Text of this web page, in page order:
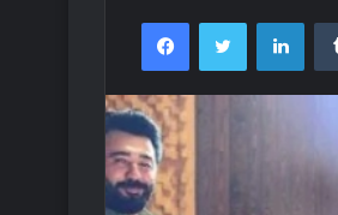
FacebookTwitter